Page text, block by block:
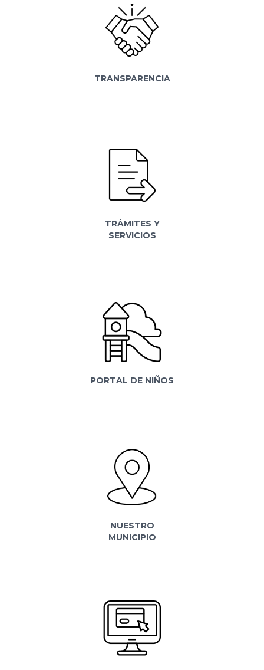
TRANSPARENCIA
TRÁMITES Y
SERVICIOS
PORTAL DE NIÑOS
NUESTRO
MUNICIPIO